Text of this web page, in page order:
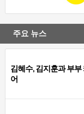
주요 뉴스
김혜수, 김지훈과 부부
어